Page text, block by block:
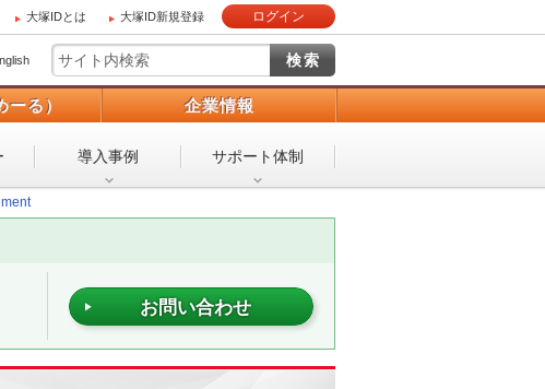
大塚IDとは 大塚ID新規登録 ログイン
る） 企業情報
導入事例 サポート体制
お問い合わせ